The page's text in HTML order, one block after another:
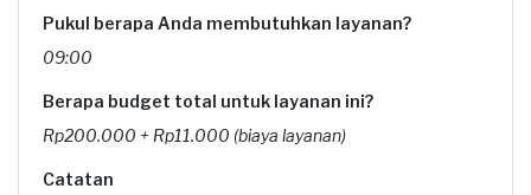
Pukul berapa Anda membutuhkan layanan?
09:00
Berapa budget total untuk layanan ini?
Rp200.000 + Rp11.000 (biaya layanan)
Catatan